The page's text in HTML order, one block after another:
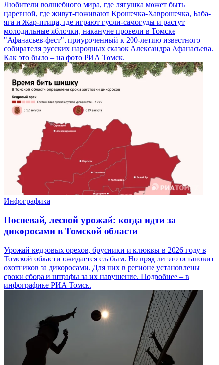
Любители волшебного мира, где лягушка может быть
царевной, где живут-поживают Крошечка-Хаврошечка, Баба-
яга и Жар-птица, где играют гусли-самогуды и растут
молодильные яблочки, накануне провели в Томске
"Афанасьев-фест", приуроченный к 200-летию известного
собирателя русских народных сказок Александра Афанасьева.
Как это было – на фото РИА Томск.
Инфографика
Поспевай, лесной урожай: когда идти за
дикоросами в Томской области
Урожай кедровых орехов, брусники и клюквы в 2026 году в
Томской области ожидается слабым. Но вряд ли это остановит
охотников за дикоросами. Для них в регионе установлены
сроки сбора и штрафы за их нарушение. Подробнее – в
инфографике РИА Томск.